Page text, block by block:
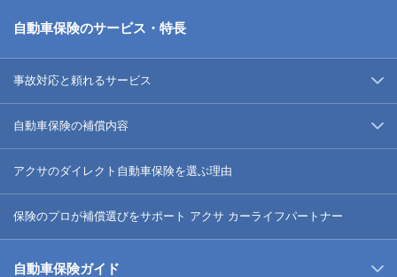
自動車保険のサービス・特長
事故対応と頼れるサービス
自動車保険の補償内容
アクサのダイレクト自動車保険を選ぶ理由
保険のプロが補償選びをサポート アクサ カーライフパートナー
自動車保険ガイド